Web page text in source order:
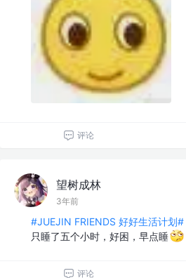
评论
望树成林
3年前
#JUEJIN FRIENDS 好好生活计划#
只睡了五个小时，好困，早点睡
评论